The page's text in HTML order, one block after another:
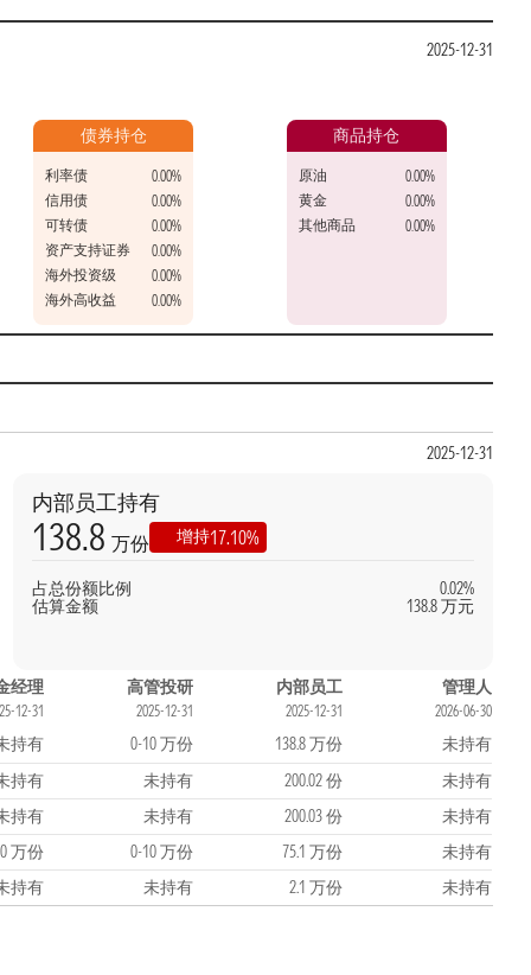
2025-12-31
债券持仓
利率债
0.00%
信用债
0.00%
可转债
0.00%
资产支持证券
0.00%
海外投资级
0.00%
海外高收益
0.00%
商品持仓
原油
0.00%
黄金
0.00%
其他商品
0.00%
2025-12-31
内部员工持有
138.8 万份 增持17.10%
占总份额比例
0.02%
估算金额
138.8 万元
经理
12-31
高管投研
2025-12-31
内部员工
2025-12-31
管理人
2026-06-30
持有 0-10 万份 138.8 万份
未持有
持有 未持有 200.02 份
未持有
持有 未持有 200.03 份
未持有
万份 0-10 万份 75.1 万份
未持有
持有 未持有 2.1 万份 未持有